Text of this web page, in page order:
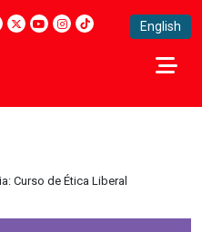
English
Curso de Ética Liberal